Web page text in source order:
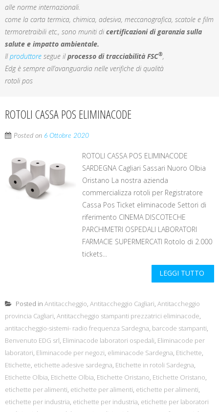
alle norme internazionali.
come la carta termica, chimica, adesiva, meccanografica, scatole e film
termoretraibili etc., sono muniti di certificazioni di garanzia sulla
salute e impatto ambientale.
Ilproduttore segue ilprocesso di tracciabilità FSC®,
Edg è sempre all’avanguardia nelle verifiche di qualità
rotoli pos
ROTOLI CASSA POS ELIMINACODE
Posted on 6 Ottobre 2020
ROTOLI CASSA POS ELIMINACODE
SARDEGNA Cagliari Sassari Nuoro Olbia
Oristano La nostra azienda
commercializza rotoli per Registratore
Cassa Pos Ticket eliminacode Settori di
riferimento CINEMA DISCOTECHE
PARCHIMETRI OSPEDALI LABORATORI
FARMACIE SUPERMERCATI Rotolo di 2.000
tickets...
LEGGI TUTTO
Posted in Antitaccheggio, Antitaccheggio Cagliari, Antitaccheggio
provincia Cagliari, Antitaccheggio stampanti prezzatrici eliminacode,
antitaccheggio-sistemi- radio frequenza Sardegna, barcode stampanti,
Benvenuto EDG srl, Eliminacode laboratori ospedali, Eliminacode per
laboratori, Eliminacode per negozi, eliminacode Sardegna, Etichette,
Etichette, etichette adesive sardegna, Etichette in rotoli Sardegna,
Etichette Olbia, Etichette Olbia, Etichette Oristano, Etichette Oristano,
etichette per alimenti, etichette per alimenti, etichette per alimenti,
etichette per industria, etichette per industria, etichette per laboratori